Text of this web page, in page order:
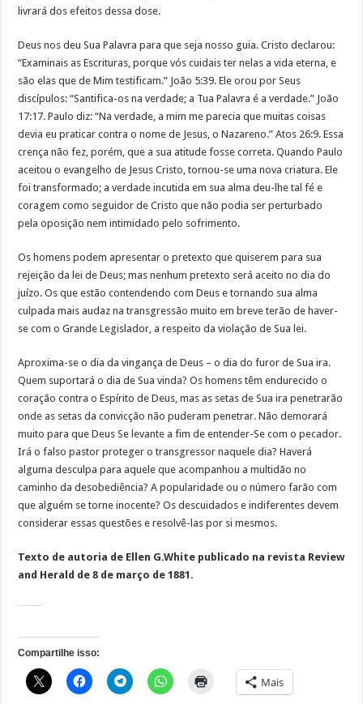
livrará dos efeitos dessa dose.
Deus nos deu Sua Palavra para que seja nosso guia. Cristo declarou:
“Examinais as Escrituras, porque vós cuidais ter nelas a vida eterna, e
são elas que de Mim testificam.” João 5:39. Ele orou por Seus
discípulos: “Santifica-os na verdade; a Tua Palavra é a verdade.” João
17:17. Paulo diz: “Na verdade, a mim me parecia que muitas coisas
devia eu praticar contra o nome de Jesus, o Nazareno.” Atos 26:9. Essa
crença não fez, porém, que a sua atitude fosse correta. Quando Paulo
aceitou o evangelho de Jesus Cristo, tornou-se uma nova criatura. Ele
foi transformado; a verdade incutida em sua alma deu-lhe tal fé e
coragem como seguidor de Cristo que não podia ser perturbado
pela oposição nem intimidado pelo sofrimento.
Os homens podem apresentar o pretexto que quiserem para sua
rejeição da lei de Deus; mas nenhum pretexto será aceito no dia do
juízo. Os que estão contendendo com Deus e tornando sua alma
culpada mais audaz na transgressão muito em breve terão de haver-
se com o Grande Legislador, a respeito da violação de Sua lei.
Aproxima-se o dia da vingança de Deus – o dia do furor de Sua ira.
Quem suportará o dia de Sua vinda? Os homens têm endurecido o
coração contra o Espírito de Deus, mas as setas de Sua ira penetrarão
onde as setas da convicção não puderam penetrar. Não demorará
muito para que Deus Se levante a fim de entender-Se com o pecador.
Irá o falso pastor proteger o transgressor naquele dia? Haverá
alguma desculpa para aquele que acompanhou a multidão no
caminho da desobediência? A popularidade ou o número farão com
que alguém se torne inocente? Os descuidados e indiferentes devem
considerar essas questões e resolvê-las por si mesmos.
Texto de autoria de Ellen G.White publicado na revista Review
and Herald de 8 de março de 1881.
Compartilhe isso:
Mais